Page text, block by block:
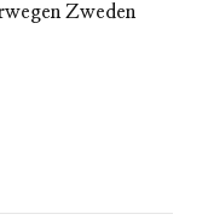
Zweden